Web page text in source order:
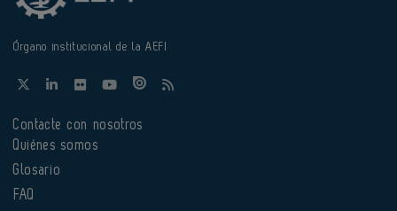
Órgano institucional de la AEFI
Contacte con nosotros
Quiénes somos
Glosario
FAQ